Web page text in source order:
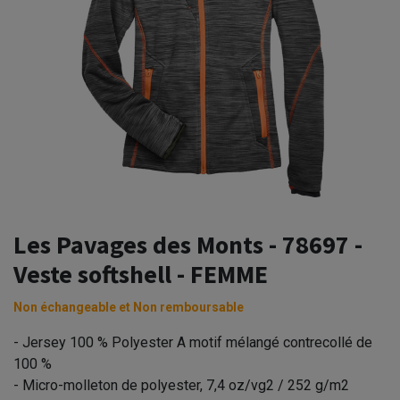
Les Pavages des Monts - 78697 -
Veste softshell - FEMME
Non échangeable et Non remboursable
- Jersey 100 % Polyester A motif mélangé contrecollé de
100 %
- Micro-molleton de polyester, 7,4 oz/vg2 / 252 g/m2